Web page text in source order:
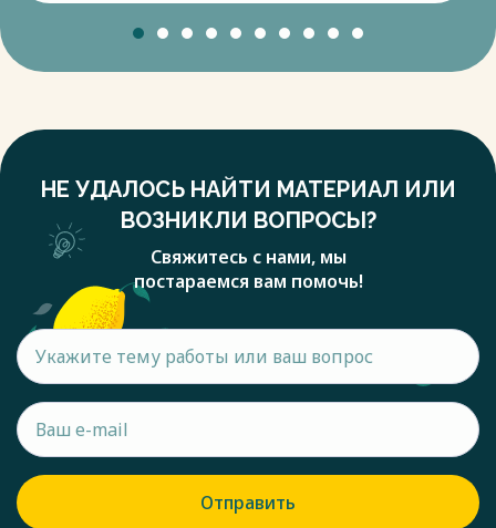
НЕ УДАЛОСЬ НАЙТИ МАТЕРИАЛ ИЛИ
ВОЗНИКЛИ ВОПРОСЫ?
Свяжитесь с нами, мы
постараемся вам помочь!
Отправить